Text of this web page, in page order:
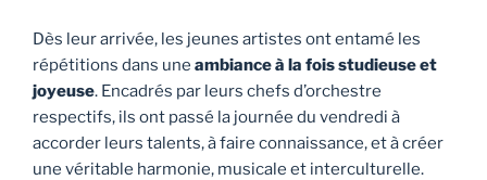
Dès leur arrivée, les jeunes artistes ont entamé les
répétitions dans une ambiance à la fois studieuse et
joyeuse. Encadrés par leurs chefs d’orchestre
respectifs, ils ont passé la journée du vendredi à
accorder leurs talents, à faire connaissance, et à créer
une véritable harmonie, musicale et interculturelle.